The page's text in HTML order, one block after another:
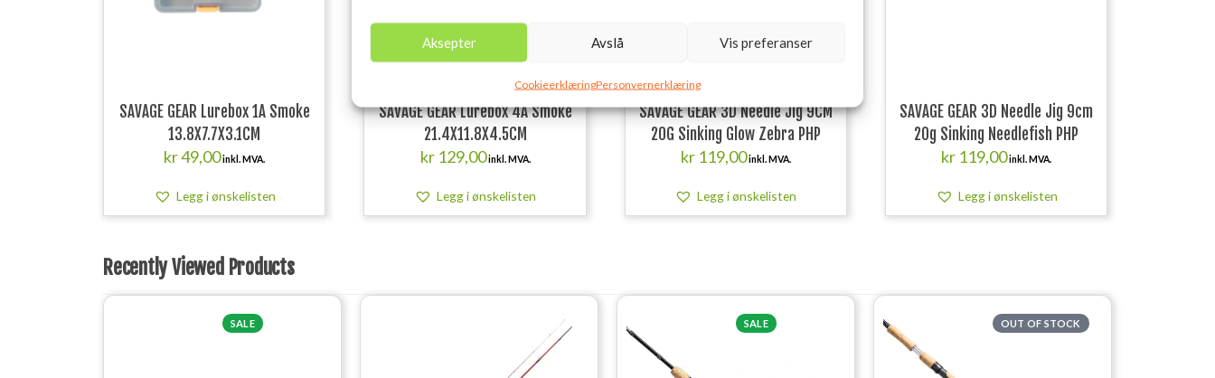
Aksepter Avslå Vis preferanser
CookieerklæringPersonvernerklæring
SAVAGE GEAR Lurebox 1A Smoke
13.8X7.7X3.1CM
kr49,00inkl. MVA.
Legg i ønskelisten
SAVAGE GEAR Lurebox 4A Smoke
21.4X11.8X4.5CM
kr129,00 inkl. MVA.
Legg i ønskelisten
SAVAGE GEAR 3D Needle Jig 9CM
20G Sinking Glow Zebra PHP
kr119,00inkl. MVA.
Legg i ønskelisten
SAVAGE GEAR 3D Needle Jig 9cm
20g Sinking Needlefish PHP
kr 119,00inkl. MVA.
Legg i ønskelisten
Recently Viewed Products
SALE SALE OUT OF STOCK